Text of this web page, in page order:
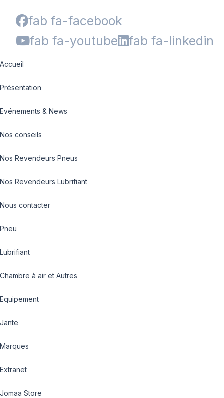
fab fa-facebook
fab fa-youtube
fab fa-linkedin
Accueil
Présentation
Evénements & News
Nos conseils
Nos Revendeurs Pneus
Nos Revendeurs Lubrifiant
Nous contacter
Pneu
Lubrifiant
Chambre à air et Autres
Equipement
Jante
Marques
Extranet
Jomaa Store